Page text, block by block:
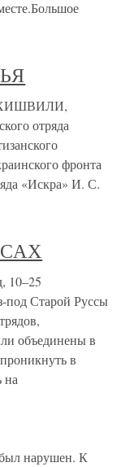
отряда
фронта
«Искра» И. С.
под Старой Руссы
объединены в
в
на
нарушен. К